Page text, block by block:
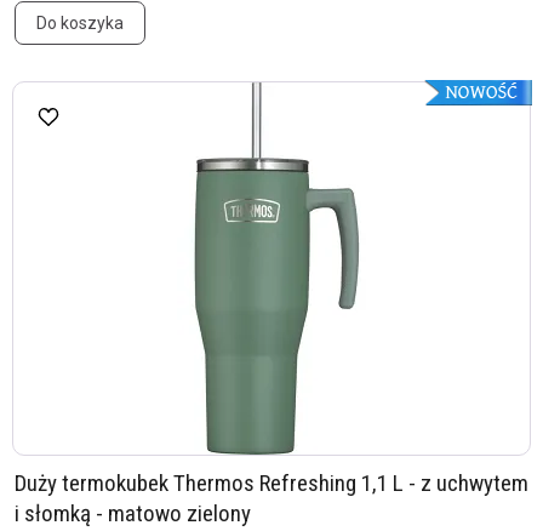
Do koszyka
Duży termokubek Thermos Refreshing 1,1 L - z uchwytem
i słomką - matowo zielony